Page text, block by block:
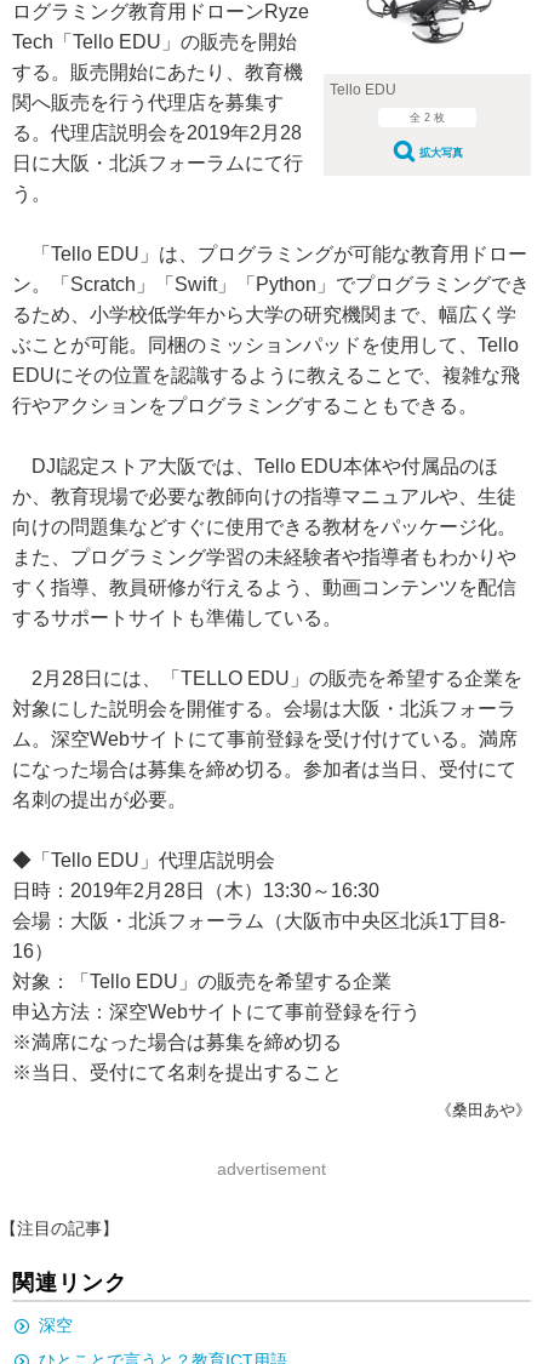
Tello EDU
全 2 枚
拡大写真
ログラミング教育用ドローンRyze
Tech「Tello EDU」の販売を開始
する。販売開始にあたり、教育機
関へ販売を行う代理店を募集す
る。代理店説明会を2019年2月28
日に大阪・北浜フォーラムにて行
う。
「Tello EDU」は、プログラミングが可能な教育用ドロー
ン。「Scratch」「Swift」「Python」でプログラミングでき
るため、小学校低学年から大学の研究機関まで、幅広く学
ぶことが可能。同梱のミッションパッドを使用して、Tello
EDUにその位置を認識するように教えることで、複雑な飛
行やアクションをプログラミングすることもできる。
DJI認定ストア大阪では、Tello EDU本体や付属品のほ
か、教育現場で必要な教師向けの指導マニュアルや、生徒
向けの問題集などすぐに使用できる教材をパッケージ化。
また、プログラミング学習の未経験者や指導者もわかりや
すく指導、教員研修が行えるよう、動画コンテンツを配信
するサポートサイトも準備している。
2月28日には、「TELLO EDU」の販売を希望する企業を
対象にした説明会を開催する。会場は大阪・北浜フォーラ
ム。深空Webサイトにて事前登録を受け付けている。満席
になった場合は募集を締め切る。参加者は当日、受付にて
名刺の提出が必要。
◆「Tello EDU」代理店説明会
日時：2019年2月28日（木）13:30～16:30
会場：大阪・北浜フォーラム（大阪市中央区北浜1丁目8-
16）
対象：「Tello EDU」の販売を希望する企業
申込方法：深空Webサイトにて事前登録を行う
※満席になった場合は募集を締め切る
※当日、受付にて名刺を提出すること
《桑田あや》
advertisement
【注目の記事】
関連リンク
深空